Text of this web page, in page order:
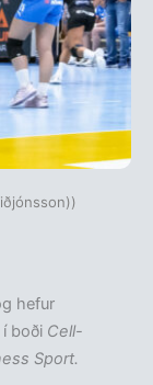
hefur
boði Cell-
Sport.